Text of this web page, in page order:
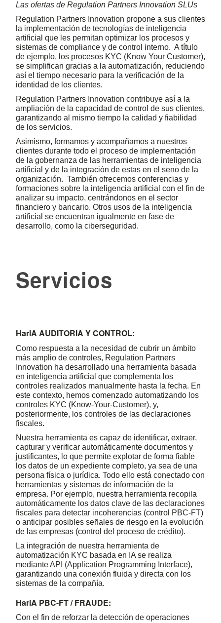
Las ofertas de Regulation Partners Innovation SLUs
Regulation Partners Innovation propone a sus clientes
la implementación de tecnologías de inteligencia
artificial que les permitan optimizar los procesos y
sistemas de compliance y de control interno. A título
de ejemplo, los procesos KYC (Know Your Customer),
se simplifican gracias a la automatización, reduciendo
así el tiempo necesario para la verificación de la
identidad de los clientes.
Regulation Partners Innovation contribuye así a la
ampliación de la capacidad de control de sus clientes,
garantizando al mismo tiempo la calidad y fiabilidad
de los servicios.
Asimismo, formamos y acompañamos a nuestros
clientes durante todo el proceso de implementación
de la gobernanza de las herramientas de inteligencia
artificial y de la integración de estas en el seno de la
organización. También ofrecemos conferencias y
formaciones sobre la inteligencia artificial con el fin de
analizar su impacto, centrándonos en el sector
financiero y bancario. Otros usos de la inteligencia
artificial se encuentran igualmente en fase de
desarrollo, como la ciberseguridad.
Servicios
HarIA AUDITORIA Y CONTROL:
Como respuesta a la necesidad de cubrir un ámbito
más amplio de controles, Regulation Partners
Innovation ha desarrollado una herramienta basada
en inteligencia artificial que complementa los
controles realizados manualmente hasta la fecha. En
este contexto, hemos comenzado automatizando los
controles KYC (Know-Your-Customer), y,
posteriormente, los controles de las declaraciones
fiscales.
Nuestra herramienta es capaz de identificar, extraer,
capturar y verificar automáticamente documentos y
justificantes, lo que permite explotar de forma fiable
los datos de un expediente completo, ya sea de una
persona física o jurídica. Todo ello está conectado con
herramientas y sistemas de información de la
empresa. Por ejemplo, nuestra herramienta recopila
automáticamente los datos clave de las declaraciones
fiscales para detectar incoherencias (control PBC-FT)
o anticipar posibles señales de riesgo en la evolución
de las empresas (control del proceso de crédito).
La integración de nuestra herramienta de
automatización KYC basada en IA se realiza
mediante API (Application Programming Interface),
garantizando una conexión fluida y directa con los
sistemas de la compañía.
HarIA PBC-FT / FRAUDE:
Con el fin de reforzar la detección de operaciones